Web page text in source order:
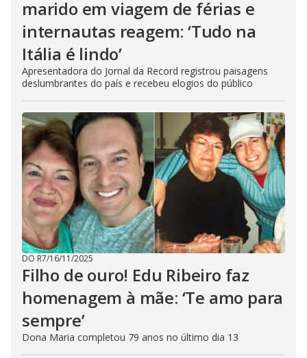
marido em viagem de férias e
internautas reagem: ‘Tudo na
Itália é lindo’
Apresentadora do Jornal da Record registrou paisagens
deslumbrantes do país e recebeu elogios do público
DO R7/16/11/2025
Filho de ouro! Edu Ribeiro faz
homenagem à mãe: ‘Te amo para
sempre’
Dona Maria completou 79 anos no último dia 13